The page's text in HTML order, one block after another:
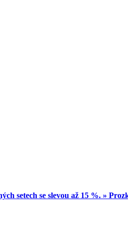
setech se slevou až 15 %. »